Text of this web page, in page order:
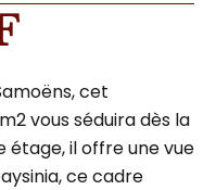
cet
vous séduira dès la
étage, il offre une vue
ce cadre